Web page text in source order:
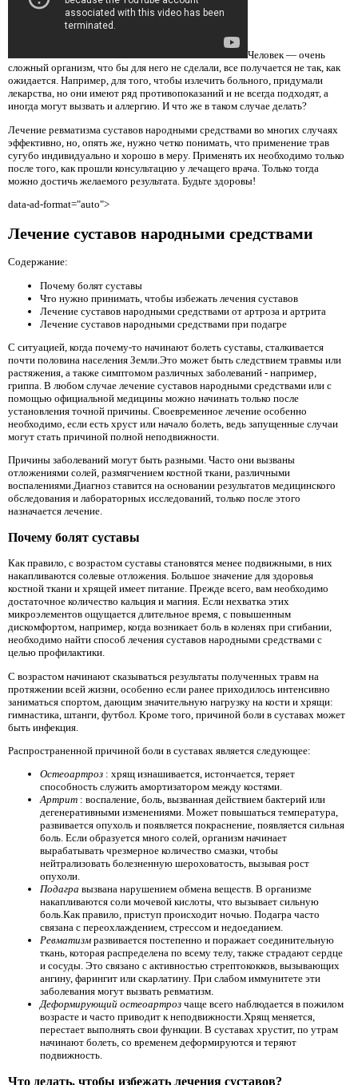
Человек — очень
сложный организм, что бы для него не сделали, все получается не так, как
ожидается. Например, для того, чтобы излечить больного, придумали
лекарства, но они имеют ряд противопоказаний и не всегда подходят, а
иногда могут вызвать и аллергию. И что же в таком случае делать?
Лечение ревматизма суставов народными средствами во многих случаях
эффективно, но, опять же, нужно четко понимать, что применение трав
сугубо индивидуально и хорошо в меру. Применять их необходимо только
после того, как прошли консультацию у лечащего врача. Только тогда
можно достичь желаемого результата. Будьте здоровы!
data-ad-format="auto">
Лечение суставов народными средствами
Содержание:
Почему болят суставы
Что нужно принимать, чтобы избежать лечения суставов
Лечение суставов народными средствами от артроза и артрита
Лечение суставов народными средствами при подагре
С ситуацией, когда почему-то начинают болеть суставы, сталкивается
почти половина населения Земли.Это может быть следствием травмы или
растяжения, а также симптомом различных заболеваний - например,
гриппа. В любом случае лечение суставов народными средствами или с
помощью официальной медицины можно начинать только после
установления точной причины. Своевременное лечение особенно
необходимо, если есть хруст или начало болеть, ведь запущенные случаи
могут стать причиной полной неподвижности.
Причины заболеваний могут быть разными. Часто они вызваны
отложениями солей, размягчением костной ткани, различными
воспалениями.Диагноз ставится на основании результатов медицинского
обследования и лабораторных исследований, только после этого
назначается лечение.
Почему болят суставы
Как правило, с возрастом суставы становятся менее подвижными, в них
накапливаются солевые отложения. Большое значение для здоровья
костной ткани и хрящей имеет питание. Прежде всего, вам необходимо
достаточное количество кальция и магния. Если нехватка этих
микроэлементов ощущается длительное время, с повышенным
дискомфортом, например, когда возникает боль в коленях при сгибании,
необходимо найти способ лечения суставов народными средствами с
целью профилактики.
С возрастом начинают сказываться результаты полученных травм на
протяжении всей жизни, особенно если ранее приходилось интенсивно
заниматься спортом, дающим значительную нагрузку на кости и хрящи:
гимнастика, штанги, футбол. Кроме того, причиной боли в суставах может
быть инфекция.
Распространенной причиной боли в суставах является следующее:
Остеоартроз : хрящ изнашивается, истончается, теряет
способность служить амортизатором между костями.
Артрит : воспаление, боль, вызванная действием бактерий или
дегенеративными изменениями. Может повышаться температура,
развивается опухоль и появляется покраснение, появляется сильная
боль. Если образуется много солей, организм начинает
вырабатывать чрезмерное количество смазки, чтобы
нейтрализовать болезненную шероховатость, вызывая рост
опухоли.
Подагра вызвана нарушением обмена веществ. В организме
накапливаются соли мочевой кислоты, что вызывает сильную
боль.Как правило, приступ происходит ночью. Подагра часто
связана с переохлаждением, стрессом и недоеданием.
Ревматизм развивается постепенно и поражает соединительную
ткань, которая распределена по всему телу, также страдают сердце
и сосуды. Это связано с активностью стрептококков, вызывающих
ангину, фарингит или скарлатину. При слабом иммунитете эти
заболевания могут вызвать ревматизм.
Деформирующий остеоартроз чаще всего наблюдается в пожилом
возрасте и часто приводит к неподвижности.Хрящ меняется,
перестает выполнять свои функции. В суставах хрустит, по утрам
начинают болеть, со временем деформируются и теряют
подвижность.
Что делать, чтобы избежать лечения суставов?